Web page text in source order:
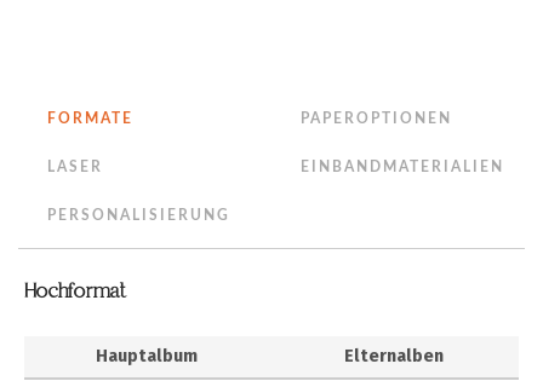
FORMATE PAPEROPTIONEN
LASER EINBANDMATERIALIEN
PERSONALISIERUNG
Hochformat
Hauptalbum Elternalben